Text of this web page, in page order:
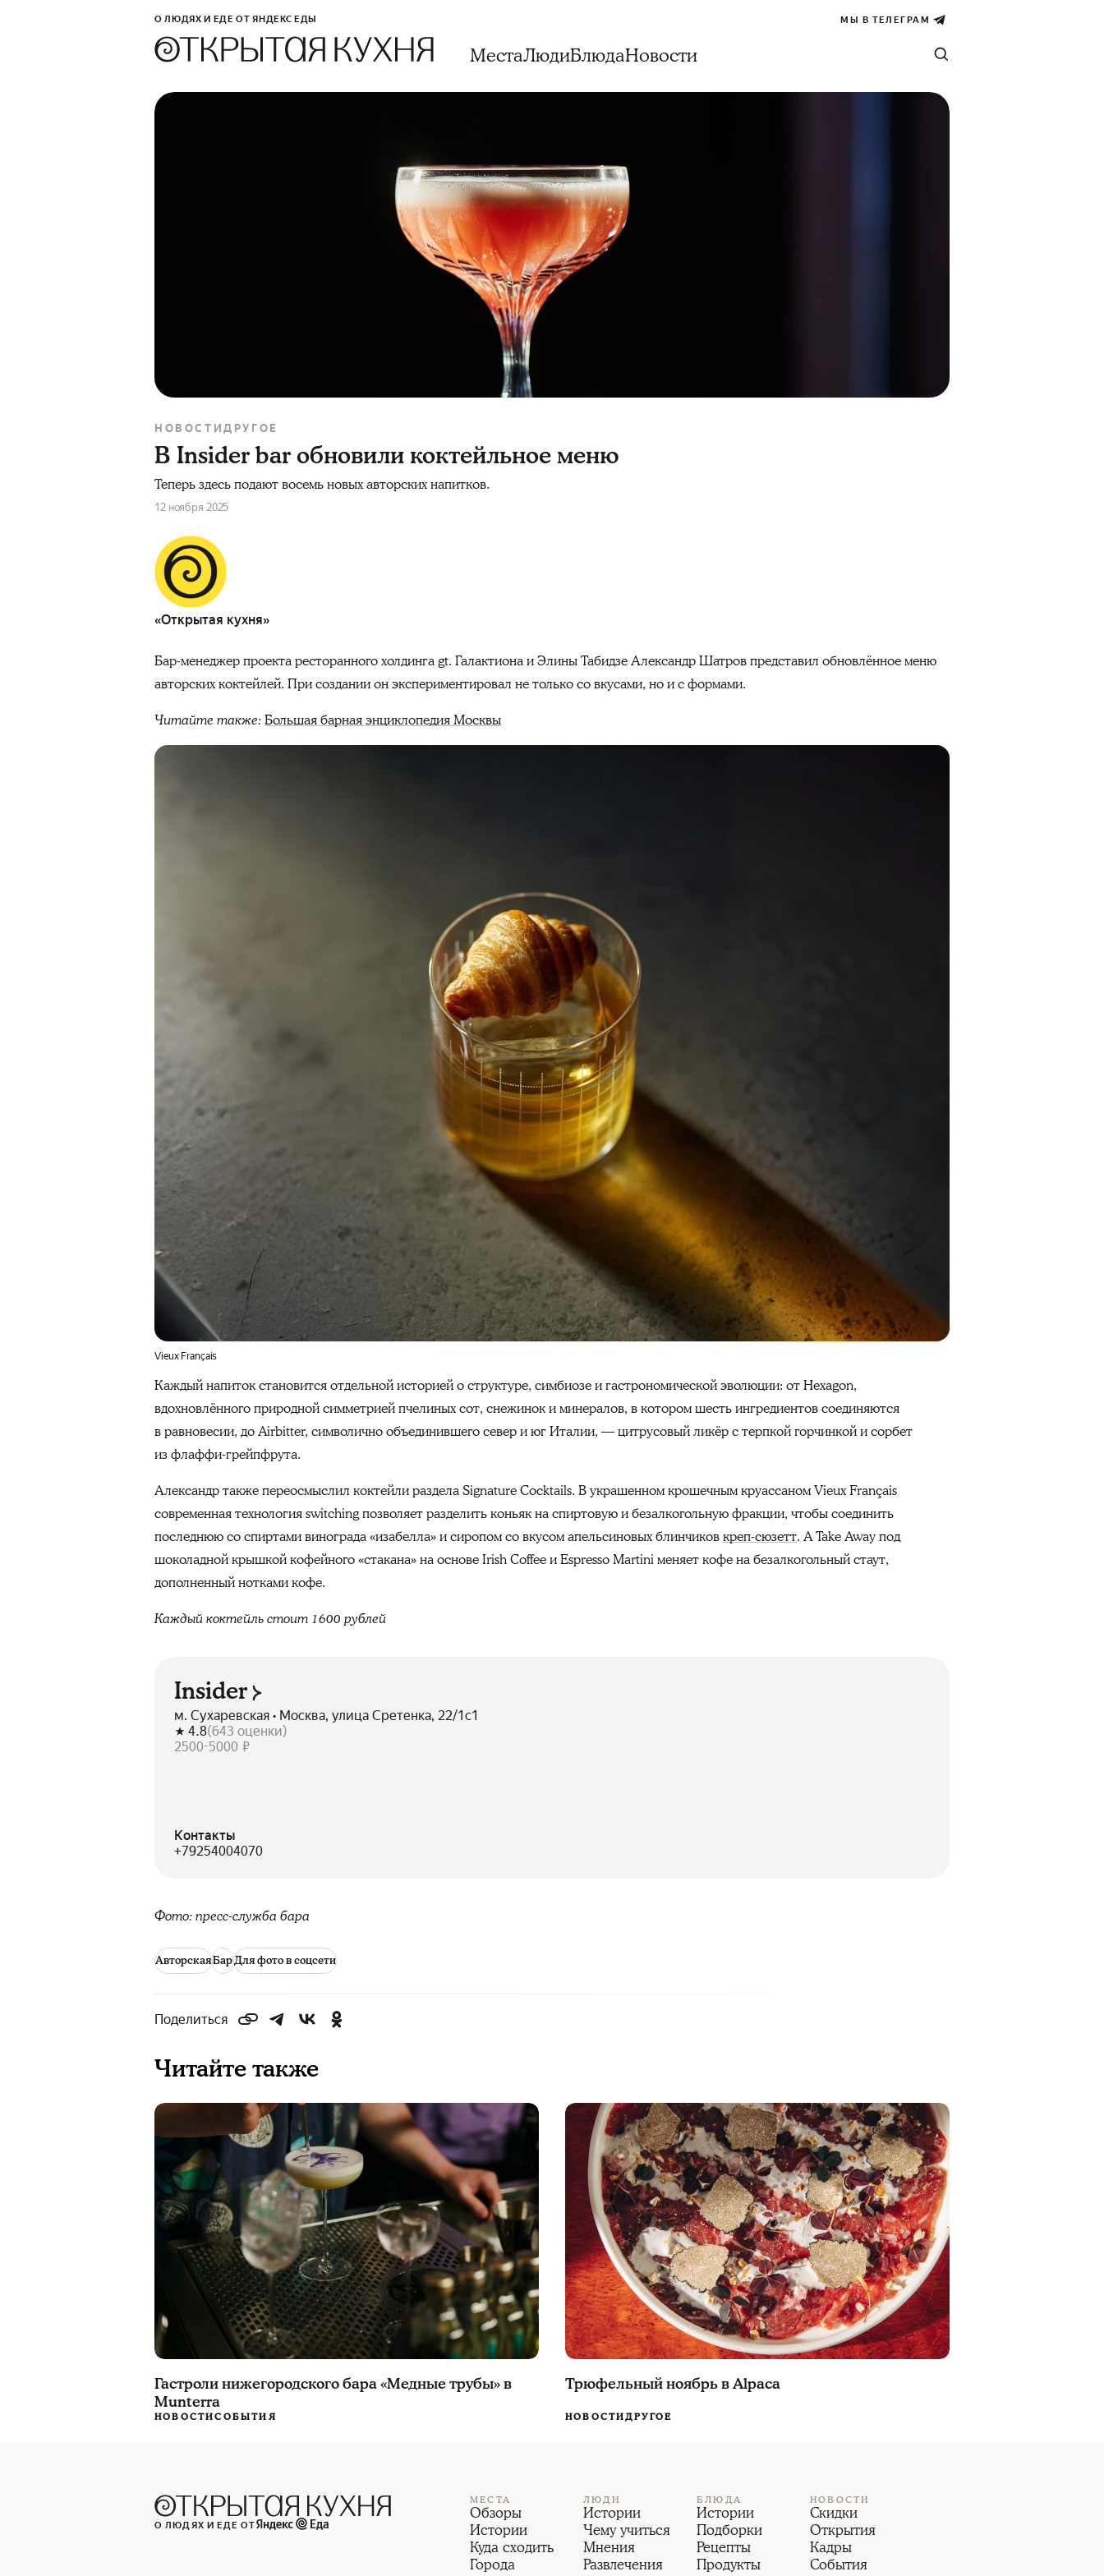
О ЛЮДЯХ И ЕДЕ ОТ ЯНДЕКС ЕДЫ МЫ В ТЕЛЕГРАМ
МестаЛюдиБлюдаНовости
НОВОСТИДРУГОЕ
В Insider bar обновили коктейльное меню
Теперь здесь подают восемь новых авторских напитков.
12 ноября 2025
«Открытая кухня»
Бар-менеджер проекта ресторанного холдинга gt. Галактиона и Элины Табидзе Александр Шатров представил обновлённое меню
авторских коктейлей. При создании он экспериментировал не только со вкусами, но и с формами.
Читайте также:Большая барная энциклопедия Москвы
Vieux Français
Каждый напиток становится отдельной историей о структуре, симбиозе и гастрономической эволюции: от Hexagon,
вдохновлённого природной симметрией пчелиных сот, снежинок и минералов, в котором шесть ингредиентов соединяются
в равновесии, до Airbitter, символично объединившего север и юг Италии, — цитрусовый ликёр с терпкой горчинкой и сорбет
из флаффи-грейпфрута.
Александр также переосмыслил коктейли раздела Signature Cocktails. В украшенном крошечным круассаном Vieux Français
современная технология switching позволяет разделить коньяк на спиртовую и безалкогольную фракции, чтобы соединить
последнюю со спиртами винограда «изабелла» и сиропом со вкусом апельсиновых блинчиковкреп-сюзетт. А Take Away под
шоколадной крышкой кофейного «стакана» на основе Irish Coffee и Espresso Martini меняет кофе на безалкогольный стаут,
дополненный нотками кофе.
Каждый коктейль стоит 1600 рублей
Insider
м. Сухаревская • Москва, улица Сретенка, 22/1с1
4.8(643 оценки)
2500-5000 ₽
Контакты
+79254004070
Фото: пресс-служба бара
АвторскаяБарДля фото в соцсети
Поделиться
Читайте также
Гастроли нижегородского бара «Медные трубы» в
Munterra
НОВОСТИСОБЫТИЯ
Трюфельный ноябрь в Alpaca
НОВОСТИДРУГОЕ
О ЛЮДЯХ И ЕДЕ ОТ
МЕСТА
Обзоры
Истории
Куда сходить
Города
ЛЮДИ
Истории
Чему учиться
Мнения
Развлечения
БЛЮДА
Истории
Подборки
Рецепты
Продукты
НОВОСТИ
Скидки
Открытия
Кадры
События